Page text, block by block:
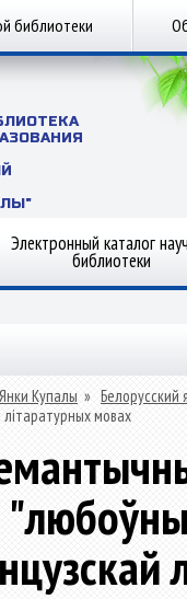
библиотеки
Электронный каталог
библиотеки
Купалы » Белорусский
літаратурных мовах